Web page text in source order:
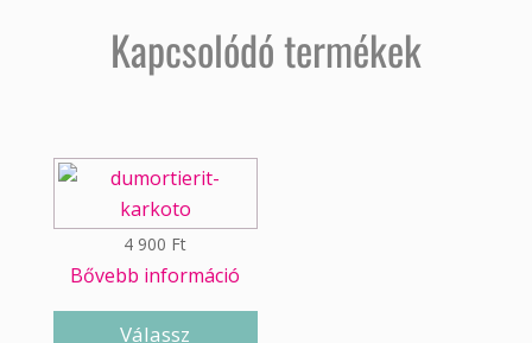
Kapcsolódó termékek
4 900 Ft
Bővebb információ
Válassz